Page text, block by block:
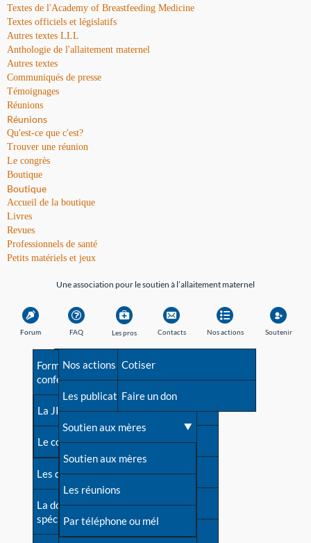
Textes de l'Academy of Breastfeeding Medicine
Textes officiels et législatifs
Autres textes LLL
Anthologie de l'allaitement maternel
Autres textes
Communiqués de presse
Témoignages
Réunions
Réunions
Qu'est-ce que c'est?
Trouver une réunion
Le congrès
Boutique
Boutique
Accueil de la boutique
Livres
Revues
Professionnels de santé
Petits matériels et jeux
Une association pour le soutien à l’allaitement maternel
Forum FAQ
Avant la naissance
Les débuts
Une difficulté d'allaitement ?
Cas particuliers
Mythes et vérités
Devenir animatrice ?
Les pros
Formations et
conférences
La JIA
Le congrès
Les dossiers de l'allaitement
La documentation
spécialisée
Contacts
Besoin d'aide?
Répertoire de tous les
contacts
Contact presse
Dossier de presse
Soutenir LLL
Livre d'or
Nos actions
Nos actions
Les publications
Soutien aux mères
Soutien aux mères
Les réunions
Par téléphone ou mél
Soutenir
Cotiser
Faire un don